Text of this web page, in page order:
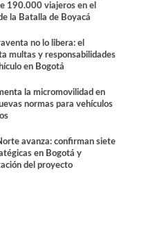
190.000 viajeros en el
la Batalla de Boyacá
no lo libera: el
multas y responsabilidades
en Bogotá
la micromovilidad en
normas para vehículos
avanza: confirman siete
en Bogotá y
del proyecto